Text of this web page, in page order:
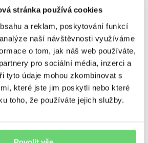
stránka používá cookies
a reklam, poskytování funkcí
naší návštěvnosti využíváme
o tom, jak náš web používáte,
pro sociální média, inzerci a
tyto údaje mohou zkombinovat s
které jste jim poskytli nebo které
toho, že používáte jejich služby.
Ostatní
Poradenství
Regiony
Výnosy